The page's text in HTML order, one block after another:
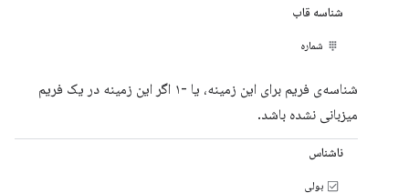
شناسه قاب
شماره
شناسه‌ی فریم برای این زمینه، یا -۱ اگر این زمینه در یک فریم
میزبانی نشده باشد.
ناشناس
بولی